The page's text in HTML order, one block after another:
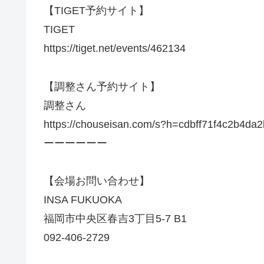
【TIGET予約サイト】
TIGET
https://tiget.net/events/462134
【調整さん予約サイト】
調整さん
https://chouseisan.com/
ーーーーーー
【会場お問い合わせ】
INSA FUKUOKA
福岡市中央区春吉3丁目5-7 B1
092-406-2729